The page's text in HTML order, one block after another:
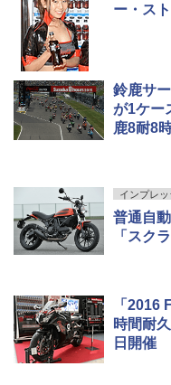
ー・ス
鈴鹿サ
が1ケー
鹿8耐8
インプレッ
普通自
「スク
「2016
時間耐
日開催